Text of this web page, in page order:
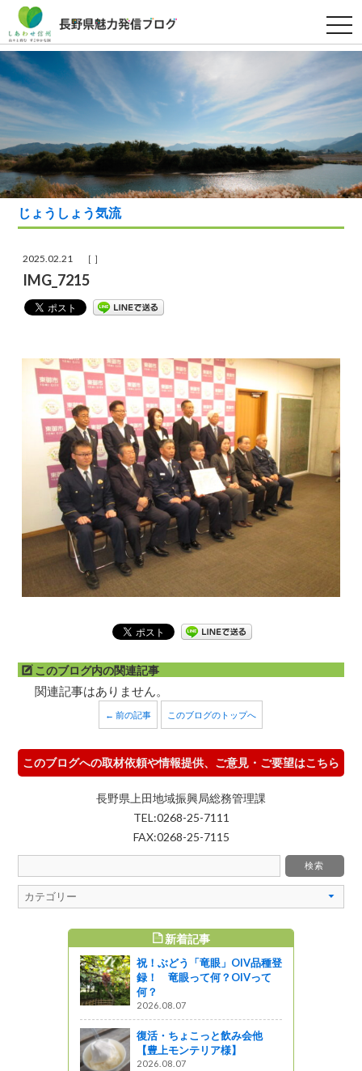
t
o
g
l
e
n
a
g
a
t
o
じょうしょう気流
2025.02.21 ［ ］
IMG_7215
このブログ内の関連記事
関連記事はありません。
← 前の記事 このブログのトップへ
このブログへの取材依頼や情報提供、ご意見・ご要望はこちら
長野県上田地域振興局総務管理課
TEL:0268-25-7111
FAX:0268-25-7115
新着記事
祝！ぶどう「竜眼」OIV品種登
録！ 竜眼って何？OIVって
何？
2026.08.07
復活・ちょこっと飲み会他
【豊上モンテリア様】
2026.08.07